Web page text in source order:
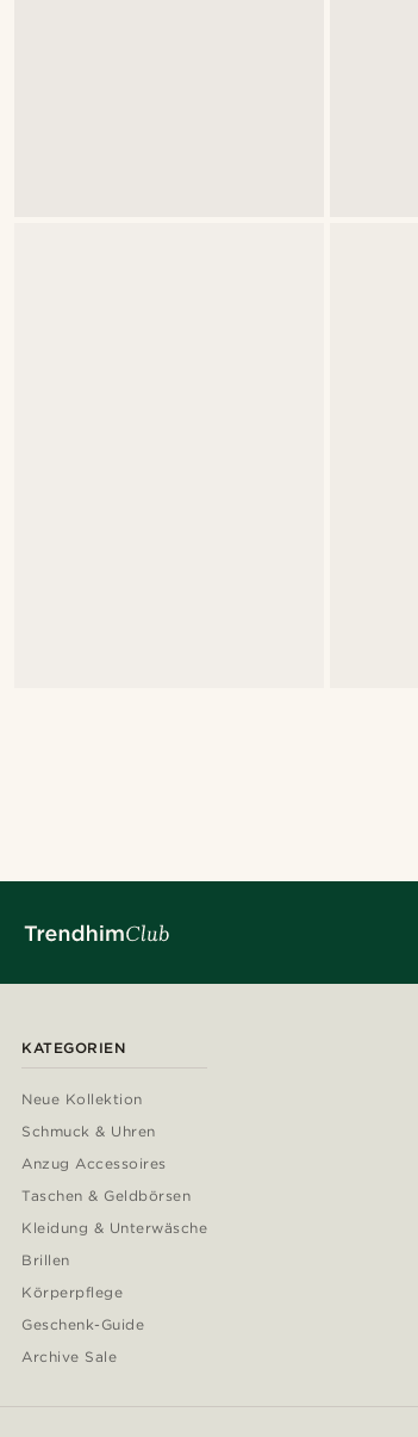
KATEGORIEN
Neue Kollektion
Schmuck & Uhren
Anzug Accessoires
Taschen & Geldbörsen
Kleidung & Unterwäsche
Brillen
Körperpflege
Geschenk-Guide
Archive Sale